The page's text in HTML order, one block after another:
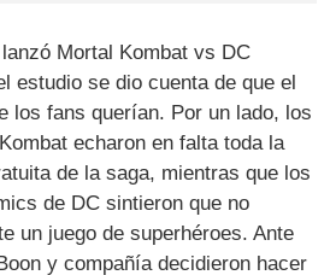
Mortal Kombat vs DC
estudio se dio cuenta de que el
los fans querían. Por un lado, los
echaron en falta toda la
de la saga, mientras que los
de DC sintieron que no
un juego de superhéroes. Ante
y compañía decidieron hacer